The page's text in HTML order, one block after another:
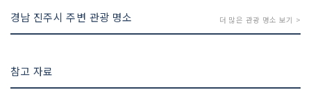
경남 진주시 주변 관광 명소 더 많은 관광 명소 보기 >
참고 자료